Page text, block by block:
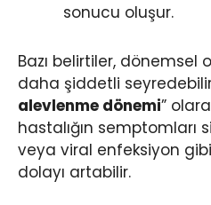
sonucu oluşur.
Bazı belirtiler, dönemsel
daha şiddetli
alevlenme dönemi”
hastalığın semptomları
veya viral enfeksiyon
dolayı artabilir.